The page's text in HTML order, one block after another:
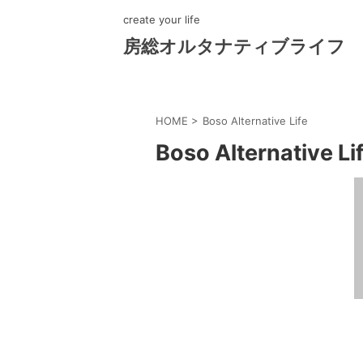
create your life
房総オルタナティブライフ
HOME > Boso Alternative Life
Boso Alternative